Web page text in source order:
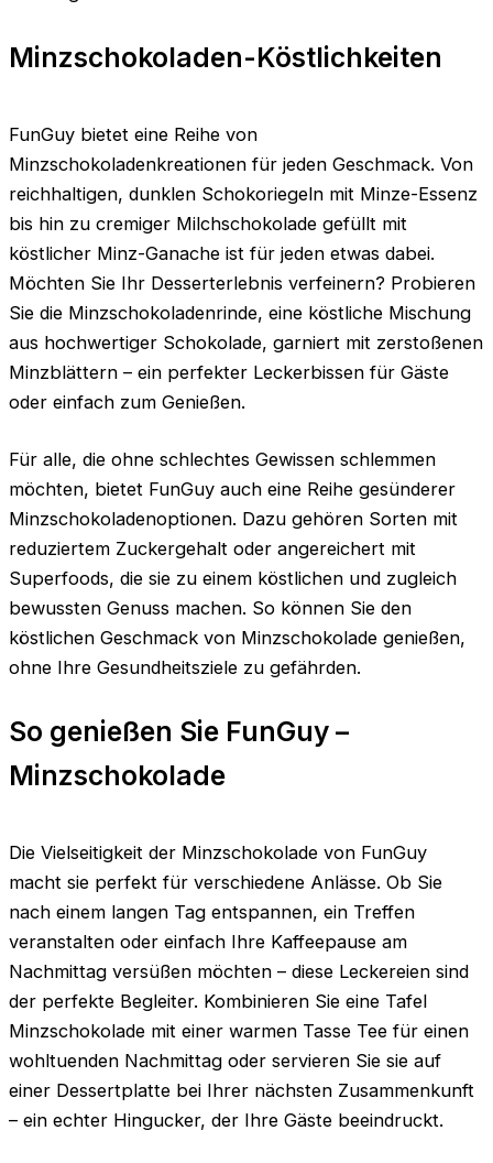
Minzschokoladen-Köstlichkeiten
FunGuy bietet eine Reihe von
Minzschokoladenkreationen für jeden Geschmack. Von
reichhaltigen, dunklen Schokoriegeln mit Minze-Essenz
bis hin zu cremiger Milchschokolade gefüllt mit
köstlicher Minz-Ganache ist für jeden etwas dabei.
Möchten Sie Ihr Desserterlebnis verfeinern? Probieren
Sie die Minzschokoladenrinde, eine köstliche Mischung
aus hochwertiger Schokolade, garniert mit zerstoßenen
Minzblättern – ein perfekter Leckerbissen für Gäste
oder einfach zum Genießen.
Für alle, die ohne schlechtes Gewissen schlemmen
möchten, bietet FunGuy auch eine Reihe gesünderer
Minzschokoladenoptionen. Dazu gehören Sorten mit
reduziertem Zuckergehalt oder angereichert mit
Superfoods, die sie zu einem köstlichen und zugleich
bewussten Genuss machen. So können Sie den
köstlichen Geschmack von Minzschokolade genießen,
ohne Ihre Gesundheitsziele zu gefährden.
So genießen Sie FunGuy –
Minzschokolade
Die Vielseitigkeit der Minzschokolade von FunGuy
macht sie perfekt für verschiedene Anlässe. Ob Sie
nach einem langen Tag entspannen, ein Treffen
veranstalten oder einfach Ihre Kaffeepause am
Nachmittag versüßen möchten – diese Leckereien sind
der perfekte Begleiter. Kombinieren Sie eine Tafel
Minzschokolade mit einer warmen Tasse Tee für einen
wohltuenden Nachmittag oder servieren Sie sie auf
einer Dessertplatte bei Ihrer nächsten Zusammenkunft
– ein echter Hingucker, der Ihre Gäste beeindruckt.